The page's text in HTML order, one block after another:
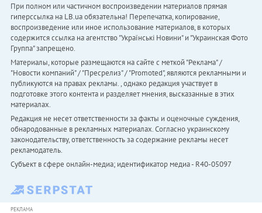
При полном или частичном воспроизведении материалов прямая
гиперссылка на LB.ua обязательна! Перепечатка, копирование,
воспроизведение или иное использование материалов, в которых
содержится ссылка на агентство "Українськi Новини" и "Украинская Фото
Группа" запрещено.
Материалы, которые размещаются на сайте с меткой "Реклама" /
"Новости компаний" / "Пресрелиз" / "Promoted", являются рекламными и
публикуются на правах рекламы. , однако редакция участвует в
подготовке этого контента и разделяет мнения, высказанные в этих
материалах.
Редакция не несет ответственности за факты и оценочные суждения,
обнародованные в рекламных материалах. Согласно украинскому
законодательству, ответственность за содержание рекламы несет
рекламодатель.
Субъект в сфере онлайн-медиа; идентификатор медиа - R40-05097
РЕКЛАМА